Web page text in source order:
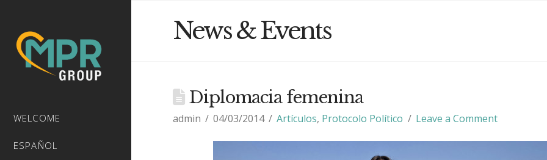
WELCOME
ESPAÑOL
News & Events
Diplomacia femenina
admin 04/03/2014 Artículos, Protocolo Político Leave a Comment